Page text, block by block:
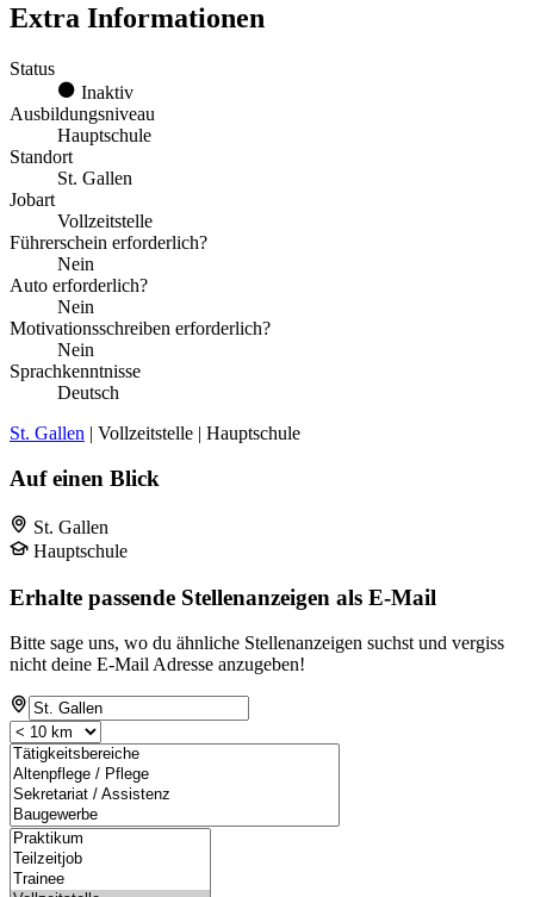
Extra Informationen
Status
Inaktiv
Ausbildungsniveau
Hauptschule
Standort
St. Gallen
Jobart
Vollzeitstelle
Führerschein erforderlich?
Nein
Auto erforderlich?
Nein
Motivationsschreiben erforderlich?
Nein
Sprachkenntnisse
Deutsch
St. Gallen | Vollzeitstelle | Hauptschule
Auf einen Blick
St. Gallen
Hauptschule
Erhalte passende Stellenanzeigen als E-Mail
Bitte sage uns, wo du ähnliche Stellenanzeigen suchst und vergiss
nicht deine E-Mail Adresse anzugeben!